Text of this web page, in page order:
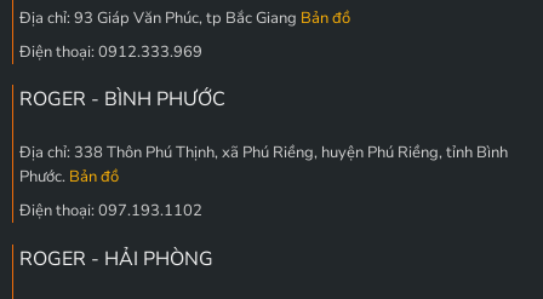
Địa chỉ: 93 Giáp Văn Phúc, tp Bắc Giang Bản đồ
Điện thoại: 0912.333.969
ROGER - BÌNH PHƯỚC
Địa chỉ: 338 Thôn Phú Thịnh, xã Phú Riềng, huyện Phú Riềng, tỉnh Bình
Phước. Bản đồ
Điện thoại: 097.193.1102
ROGER - HẢI PHÒNG